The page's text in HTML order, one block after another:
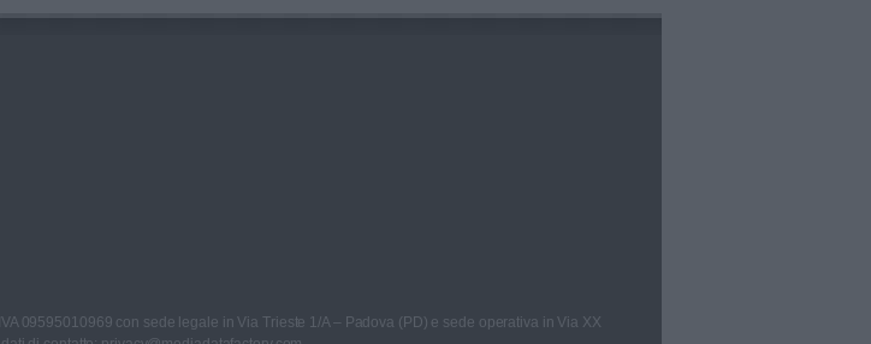
09595010969 con sede legale in Via Trieste 1/A – Padova (PD) e sede operativa in Via XX